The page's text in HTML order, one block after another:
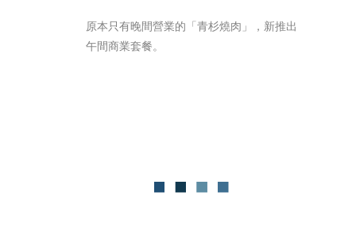
原本只有晚間營業的「青杉燒肉」，新推出
午間商業套餐。